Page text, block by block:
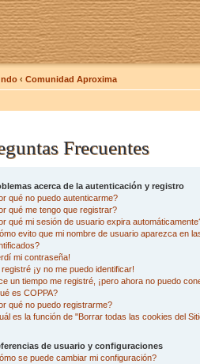
‹ Comunidad Aproxima
Frecuentes
acerca de la autenticación y registro
qué no puedo autenticarme?
qué me tengo que registrar?
qué mi sesión de usuario expira
evito que mi nombre de usuario aparezca en
mi contraseña!
¡y no me puedo identificar!
un tiempo me registré, ¡pero ahora no puedo
es COPPA?
qué no puedo registrarme?
es la función de "Borrar todas las cookies del
de usuario y configuraciones
se puede cambiar mi configuración?